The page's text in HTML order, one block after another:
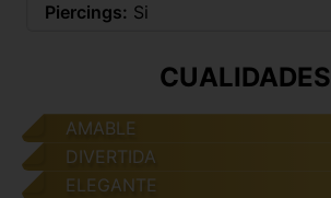
Piercings: Si
CUALIDADES
AMABLE
DIVERTIDA
ELEGANTE